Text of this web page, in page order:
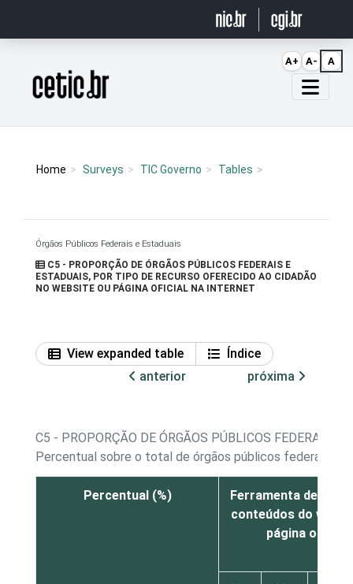
Página inicial
Home Surveys TIC Governo Tables
Órgãos Públicos Federais e Estaduais
C5 - PROPORÇÃO DE ÓRGÃOS PÚBLICOS FEDERAIS E
ESTADUAIS, POR TIPO DE RECURSO OFERECIDO AO CIDADÃO
NO WEBSITE OU PÁGINA OFICIAL NA INTERNET
View expanded table
Índice
anterior
próxima
C5 - PROPORÇÃO DE ÓRGÃOS PÚBLICOS FEDERAIS
Percentual sobre o total de órgãos públicos federais e
Percentual (%)
Ferramenta de
conteúdos do
página oficial
A+ A- A